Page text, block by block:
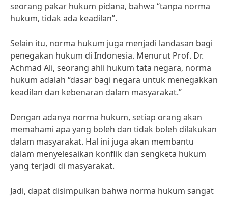
seorang pakar hukum pidana, bahwa “tanpa norma
hukum, tidak ada keadilan”.
Selain itu, norma hukum juga menjadi landasan bagi
penegakan hukum di Indonesia. Menurut Prof. Dr.
Achmad Ali, seorang ahli hukum tata negara, norma
hukum adalah “dasar bagi negara untuk menegakkan
keadilan dan kebenaran dalam masyarakat.”
Dengan adanya norma hukum, setiap orang akan
memahami apa yang boleh dan tidak boleh dilakukan
dalam masyarakat. Hal ini juga akan membantu
dalam menyelesaikan konflik dan sengketa hukum
yang terjadi di masyarakat.
Jadi, dapat disimpulkan bahwa norma hukum sangat